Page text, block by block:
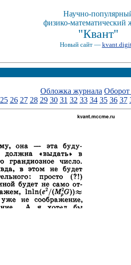
Научно-
физико-математический
"Квант"
Новый сайт —
Обложка журнала Оборот
25 26 27 28 29 30 31 32 33 34 35 36 37